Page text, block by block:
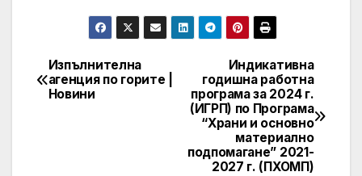
Post
navigation
Индикативна
годишна работна
програма за 2024 г.
(ИГРП) по Програма
“Храни и основно
материално
подпомагане” 2021-
2027 г. (ПХОМП)
Изпълнителна
агенция по горите |
Новини